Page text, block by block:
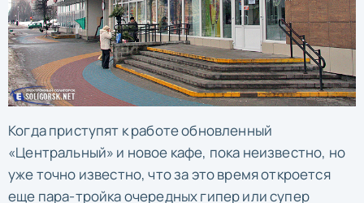
Когда приступят к работе обновленный
«Центральный» и новое кафе, пока неизвестно, но
уже точно известно, что за это время откроется
еще пара-тройка очередных гипер или супер